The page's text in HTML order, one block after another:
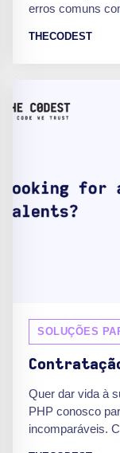
erros comuns
THECODEST
SOLUÇÕES
Quer dar vida à
PHP conosco
incomparáveis.